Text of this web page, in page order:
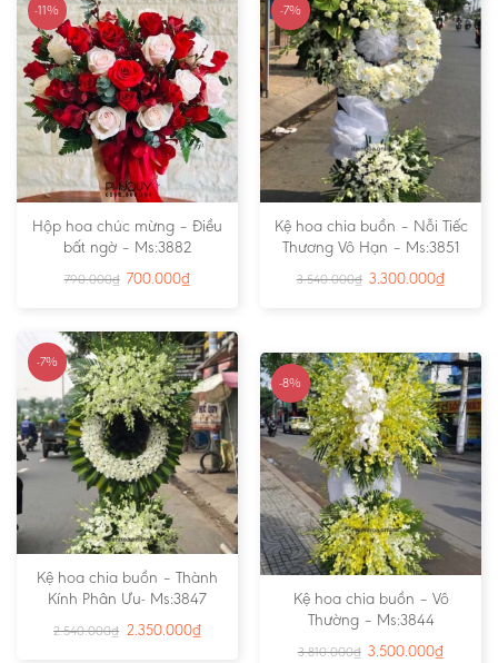
-11%
Hộp hoa chúc mừng – Điều
bất ngờ – Ms:3882
790.000₫ 700.000₫
-7%
Kệ hoa chia buồn – Nỗi Tiếc
Thương Vô Hạn – Ms:3851
3.540.000₫ 3.300.000₫
-7%
Kệ hoa chia buồn – Thành
Kính Phân Ưu- Ms:3847
2.540.000₫ 2.350.000₫
-8%
Kệ hoa chia buồn – Vô
Thường – Ms:3844
3.810.000₫ 3.500.000₫